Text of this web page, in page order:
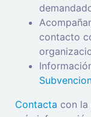
contacto
Contacta con